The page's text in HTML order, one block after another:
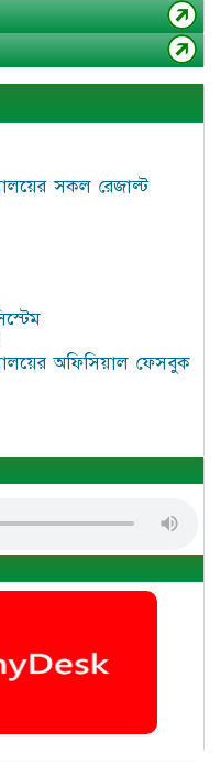
সকল রেজাল্ট
অফিসিয়াল ফেসবুক